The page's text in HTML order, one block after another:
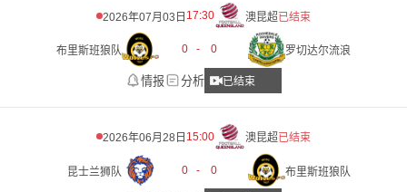
2026年07月03日 17:30 澳昆超已结束
布里斯班狼队 0 - 0 罗切达尔流浪
情报 分析 已结束
2026年06月28日 15:00 澳昆超已结束
昆士兰狮队 0 - 0 布里斯班狼队